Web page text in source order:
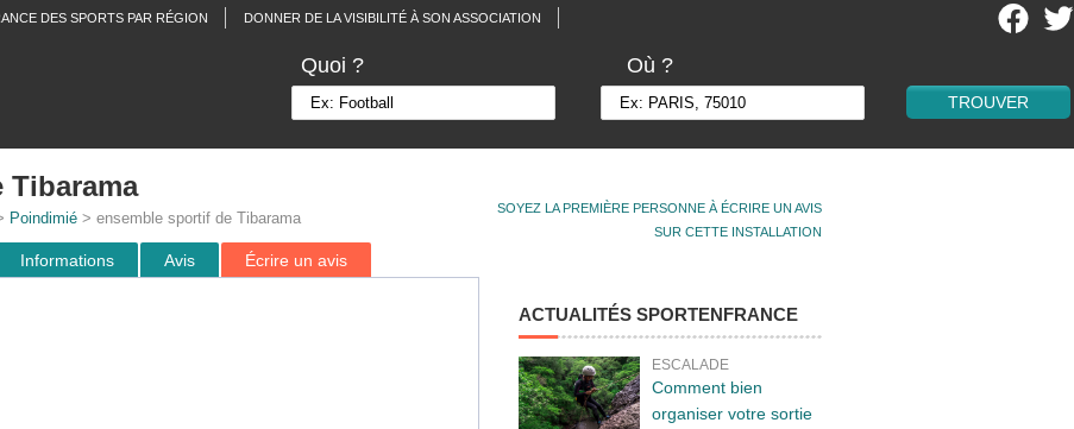
DES SPORTS PAR RÉGION DONNER DE LA VISIBILITÉ À SON ASSOCIATION
Quoi ? Où ?
SOYEZ LA PREMIÈRE PERSONNE À ÉCRIRE UN AVIS
SUR CETTE INSTALLATION
Tibarama
Poindimié> ensemble sportif de Tibarama
Informations Avis Écrire un avis
ACTUALITÉS SPORTENFRANCE
ESCALADE
Comment bien
organiser votre sortie